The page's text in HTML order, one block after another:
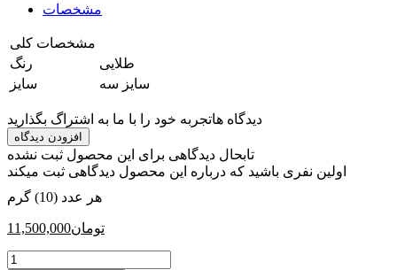
مشخصات
مشخصات کلی
رنگ
‎طلایی
سایز
‎سایز سه
دیدگاه هاتجربه خود را با ما به اشتراگ بگذارید
افزودن دیدگاه
تابحال دیدگاهی برای این محصول ثبت نشده
اولین نفری باشید که درباره این محصول دیدگاهی ثبت میکند
هر عدد (10) گرم
11,500,000تومان